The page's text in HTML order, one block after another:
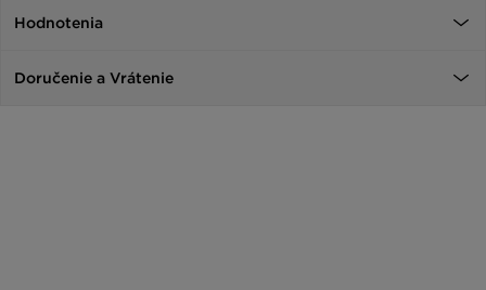
Hodnotenia
Doručenie a Vrátenie